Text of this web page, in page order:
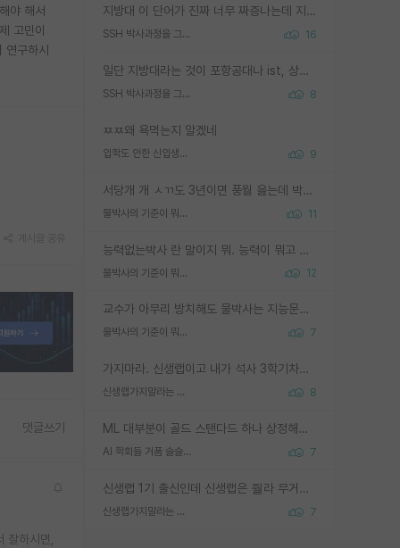
지방대 이 단어가 진짜 너무 짜증나는데 지방대면 다 그냥 쓰레기인가요? 무슨 말 같지도 않은 댓글들이 있는건지??? 지방에도 충분히 좋은 대학 많고 충분히 잘하는 교수님들 많습니다 포항공대 4개 IST 대표 지거국들 여기 모두 다 지방에 있고 여기 출신들 중에 교수하는 분들 적지 않습니다 지거국 출신이 무슨 교수를 하냐?라고 생각할 사람들 많은데 상위 대표 지거국에 아웃라이어들 많습니다 결국 개인의 연구역량과 실적이 중요합니다 이 역량을 펼치는데 있어서 지도교수와의 합도 중요합니다. 그리고 경력이 필요하면 해외포닥까지 다녀오세요
SSH 박사과정을 그만두고 지방대 박사로 옮기면 교수의 꿈은 끝일까요? 16
일단 지방대라는 것이 포항공대나 ist, 상위 지거국은 아니라고 생각하겠습니다. 그런곳은 서성한에 비해 소위 대학 네임밸류가 크게 뒤떨어지지는 않으니까요. 대학 이름이 중요하냐? 당연합니다. 대학 이름이 좋아서 좋은 아웃풋이 나오는 것이냐, 좋은 대학은 좋은 사람과 좋은 기회가 몰려있으니 아웃풋도 자연스럽게 좋아지는 것이냐? 대답하기 어려운 문제입니다. 아직 한국 사회에서 학벌을 보는 것도, 특히 이공계를 중심으로 학벌보다는 실적 위주라는 분위기가 형성되는 것도 사실입니다. 지방대 출신으로 전임교수가 될수 있느냐? 가능 불가능을 따지면 당연히 가능입니다. 지방대 박사 출신으로 전임교원이 된 경우가 실제로 있으니까요. 현실적인 가능성이 있느냐? 지금 이정도 대학의 교수가 되고싶다고 생각되는 대학 들어가서 컴공과 교수 목록 켜고 박사 어디서 받았는지 쭉 한번 보세요. 냉정하게 지방대 출신인 분들이 많지는 않으실겁니다.
SSH 박사과정을 그만두고 지방대 박사로 옮기면 교수의 꿈은 끝일까요? 8
ㅉㅉ왜 욕먹는지 알겠네
입학도 안한 신입생이 원래 관심을 받나요 9
서당개 개 ㅅㄲ도 3년이면 풍월 읊는데 박사 5년 이상 대리고 있으면서 물된건 교수 탓 맞는ㄱ게 거기가 서당이 아니란 소리임
물박사의 기준이 뭐임? 11
능력없는박사 란 말이지 뭐. 능력이 뭐고 능력이 있다는게 뭔지는 사람마다 기준이 다르니까 얘기해봐야 서로 자기 기준만 얘기해서 논쟁이 끝이 안나고. 주위에서 능력있고 야심있는 신입생이 교수가 유의미한 피드백을 아예 안주면서 제대로된 과제에 참여해볼 기회도 제공하지 않고 잡일 뺑뺑이만 돌려서 맨날 단순작업만 하면서 밤새다가 눈빛이 점점 죽어가는걸 본 사람은 물박사는 교수탓이라고 하고, 교수는 이것저것 알려도 주고 기회도 주고 사수 동기 붙여주면서 어떻게든 끌고가려고 하는데 본인이 매일 뺀질거리면서 출근 하는둥마는둥 하다가 기껏 와서도 폰이나 쳐다보다가 실험 망치고 저녁약속있어서 먼저 가볼게요~ 하는걸 본 사람은 물박사는 본인탓이라고 함.
물박사의 기준이 뭐임? 12
교수가 아무리 방치해도 물박사는 지능문제고 본인 의지 문제임. 만물 교수탓 하는 애들이 이상한거임.
물박사의 기준이 뭐임? 7
가지마라. 신생랩이고 내가 석사 3학기차인데 최고참인데 나도 아무것도 모르는데 교수가 후배들 왜 논문 교육 안시키냐. 논문 왜 안 써오냐 닦달한다
신생랩가지말라는 이유가 있었구나 8
ML 대부분이 골드 스탠다드 하나 상정해놓고 (벤치마크 데이터셋이 여러 개면 여러 개 상정) 그거 얼마나 잘 맞추나 싸움임 가끔 번뜩이는 설계 철학을 보여주는 논문들도 있지만 대부분 그거 성적 얼마나 더 올리느라에 혈안이 되어 있는 측면이 잇음
AI 학회들 거품 슬슬 지적이 나오네요 7
신생랩 1기 출신인데 신생랩은 줠라 무거운 바벨 같은거임. 들면 대박인데 못들면 깔려 죽음. 아무도 알려주지 않는 환경에서 자생해야하지만, 일단 살아남았다면 그 어떤 사람보다 악착같고 생존력 높은 사람으로 거듭날 수 있음
신생랩가지말라는 이유가 있었구나 7
야 해서
고민이
구하시
댓글쓰기
하시면,